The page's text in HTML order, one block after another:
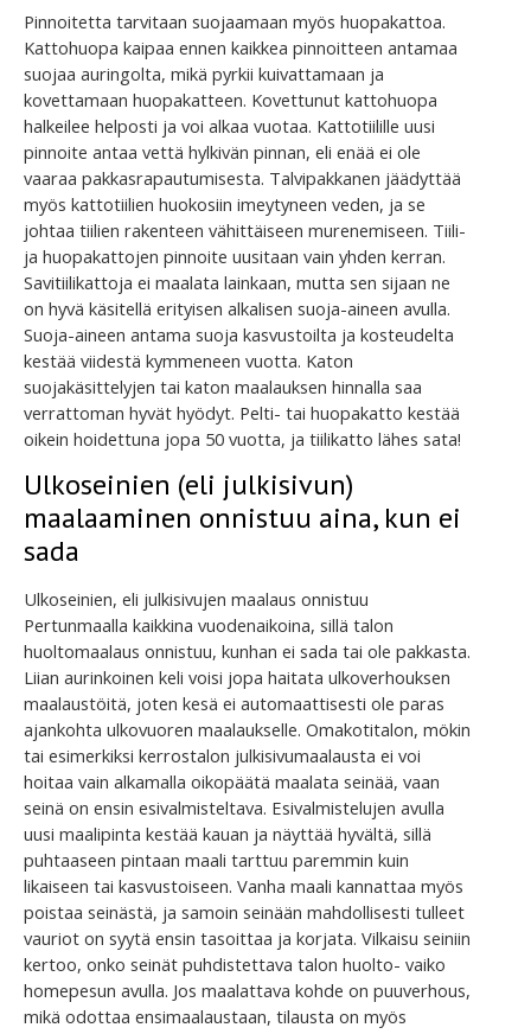
Pinnoitetta tarvitaan suojaamaan myös huopakattoa.
Kattohuopa kaipaa ennen kaikkea pinnoitteen antamaa
suojaa auringolta, mikä pyrkii kuivattamaan ja
kovettamaan huopakatteen. Kovettunut kattohuopa
halkeilee helposti ja voi alkaa vuotaa. Kattotiilille uusi
pinnoite antaa vettä hylkivän pinnan, eli enää ei ole
vaaraa pakkasrapautumisesta. Talvipakkanen jäädyttää
myös kattotiilien huokosiin imeytyneen veden, ja se
johtaa tiilien rakenteen vähittäiseen murenemiseen. Tiili-
ja huopakattojen pinnoite uusitaan vain yhden kerran.
Savitiilikattoja ei maalata lainkaan, mutta sen sijaan ne
on hyvä käsitellä erityisen alkalisen suoja-aineen avulla.
Suoja-aineen antama suoja kasvustoilta ja kosteudelta
kestää viidestä kymmeneen vuotta. Katon
suojakäsittelyjen tai katon maalauksen hinnalla saa
verrattoman hyvät hyödyt. Pelti- tai huopakatto kestää
oikein hoidettuna jopa 50 vuotta, ja tiilikatto lähes sata!
Ulkoseinien (eli julkisivun)
maalaaminen onnistuu aina, kun ei
sada
Ulkoseinien, eli julkisivujen maalaus onnistuu
Pertunmaalla kaikkina vuodenaikoina, sillä talon
huoltomaalaus onnistuu, kunhan ei sada tai ole pakkasta.
Liian aurinkoinen keli voisi jopa haitata ulkoverhouksen
maalaustöitä, joten kesä ei automaattisesti ole paras
ajankohta ulkovuoren maalaukselle. Omakotitalon, mökin
tai esimerkiksi kerrostalon julkisivumaalausta ei voi
hoitaa vain alkamalla oikopäätä maalata seinää, vaan
seinä on ensin esivalmisteltava. Esivalmistelujen avulla
uusi maalipinta kestää kauan ja näyttää hyvältä, sillä
puhtaaseen pintaan maali tarttuu paremmin kuin
likaiseen tai kasvustoiseen. Vanha maali kannattaa myös
poistaa seinästä, ja samoin seinään mahdollisesti tulleet
vauriot on syytä ensin tasoittaa ja korjata. Vilkaisu seiniin
kertoo, onko seinät puhdistettava talon huolto- vaiko
homepesun avulla. Jos maalattava kohde on puuverhous,
mikä odottaa ensimaalaustaan, tilausta on myös